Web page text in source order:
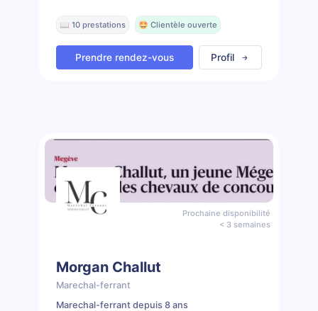
📖 10 prestations 🤩 Clientèle ouverte
Prendre rendez-vous Profil
Prochaine disponibilité
< 3 semaines
Morgan Challut
Marechal-ferrant
Marechal-ferrant depuis 8 ans